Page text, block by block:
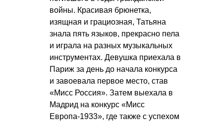
войны. Красивая брюнетка,
изящная и грациозная, Татьяна
знала пять языков, прекрасно пела
и играла на разных музыкальных
инструментах. Девушка приехала в
Париж за день до начала конкурса
и завоевала первое место, став
«Мисс Россия». Затем выехала в
Мадрид на конкурс «Мисс
Европа-1933», где также с успехом